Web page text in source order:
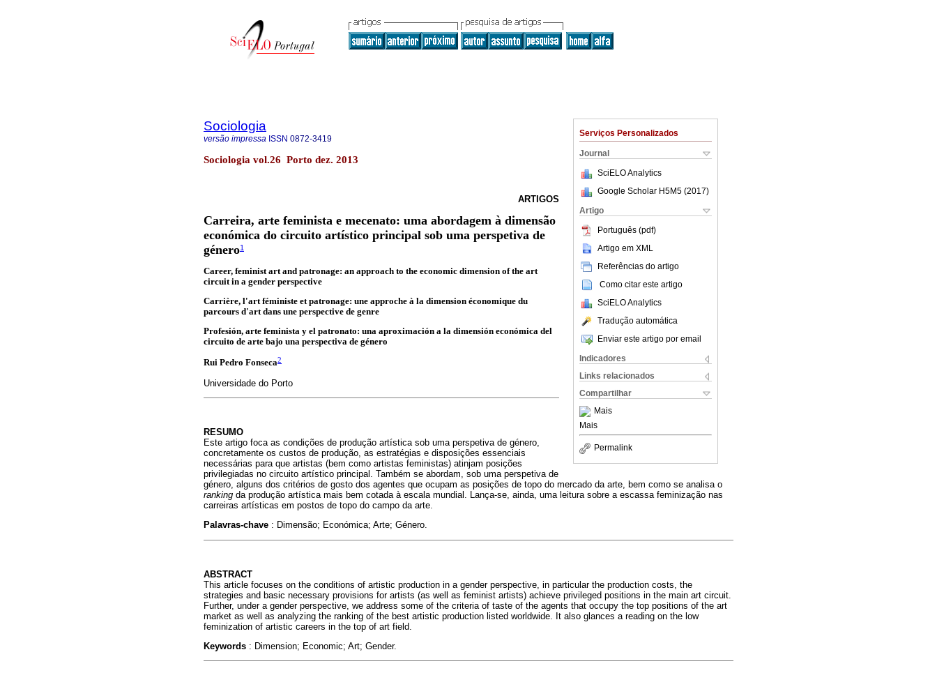
Serviços Personalizados
Journal
SciELO Analytics
Google Scholar H5M5 (2017)
Artigo
Português (pdf)
Artigo em XML
Referências do artigo
Como citar este artigo
SciELO Analytics
Tradução automática
Enviar este artigo por email
Indicadores
Links relacionados
Compartilhar
Mais
Mais
Permalink
Sociologia
versão impressa ISSN 0872-3419
Sociologia vol.26 Porto dez. 2013
ARTIGOS
Carreira, arte feminista e mecenato: uma abordagem à dimensão
económica do circuito artístico principal sob uma perspetiva de
género1
Career, feminist art and patronage: an approach to the economic dimension of the art
circuit in a gender perspective
Carrière, l'art féministe et patronage: une approche à la dimension économique du
parcours d'art dans une perspective de genre
Profesión, arte feminista y el patronato: una aproximación a la dimensión económica del
circuito de arte bajo una perspectiva de género
Rui Pedro Fonseca2
Universidade do Porto
RESUMO
Este artigo foca as condições de produção artística sob uma perspetiva de género,
concretamente os custos de produção, as estratégias e disposições essenciais
necessárias para que artistas (bem como artistas feministas) atinjam posições
privilegiadas no circuito artístico principal. Também se abordam, sob uma perspetiva de
género, alguns dos critérios de gosto dos agentes que ocupam as posições de topo do mercado da arte, bem como se analisa o
ranking da produção artística mais bem cotada à escala mundial. Lança-se, ainda, uma leitura sobre a escassa feminização nas
carreiras artísticas em postos de topo do campo da arte.
Palavras-chave : Dimensão; Económica; Arte; Género.
ABSTRACT
This article focuses on the conditions of artistic production in a gender perspective, in particular the production costs, the
strategies and basic necessary provisions for artists (as well as feminist artists) achieve privileged positions in the main art circuit.
Further, under a gender perspective, we address some of the criteria of taste of the agents that occupy the top positions of the art
market as well as analyzing the ranking of the best artistic production listed worldwide. It also glances a reading on the low
feminization of artistic careers in the top of art field.
Keywords : Dimension; Economic; Art; Gender.